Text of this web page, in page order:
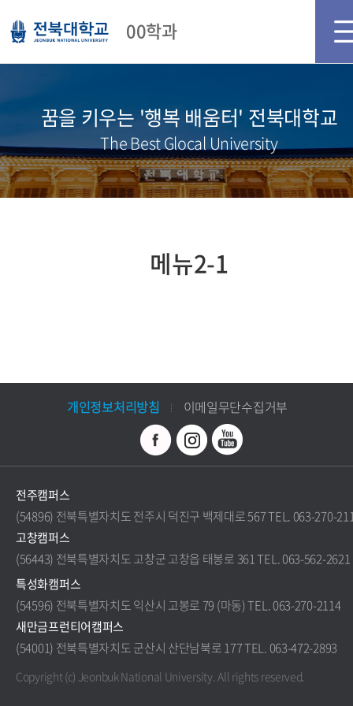
00학과
꿈을 키우는 '행복 배움터' 전북대학교
The Best Glocal University
메뉴2-1
개인정보처리방침 이메일무단수집거부
전주캠퍼스
(54896) 전북특별자치도 전주시 덕진구 백제대로 567 TEL. 063-270-
고창캠퍼스
(56443) 전북특별자치도 고창군 고창읍 태봉로 361 TEL. 063-562-2621
특성화캠퍼스
(54596) 전북특별자치도 익산시 고봉로 79 (마동) TEL. 063-270-2114
새만금프런티어캠퍼스
(54001) 전북특별자치도 군산시 산단남북로 177 TEL. 063-472-2893
Copyright (c) Jeonbuk National University.All rights reserved.